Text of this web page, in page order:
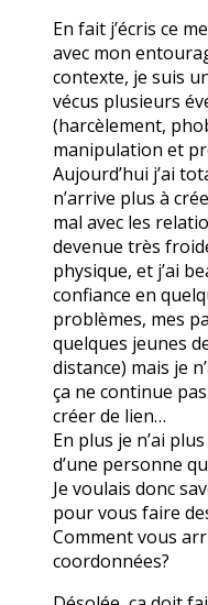
En fait j’écris ce
avec mon
contexte, je suis
vécus plusieurs
(harcèlement,
manipulation et
Aujourd’hui j’ai
n’arrive plus à
mal avec les
devenue très
physique, et j’ai
confiance en
problèmes, mes
quelques jeunes
distance) mais je
ça ne continue
créer de lien…
En plus je n’ai
d’une personne
Je voulais donc
pour vous faire
Comment vous
coordonnées?